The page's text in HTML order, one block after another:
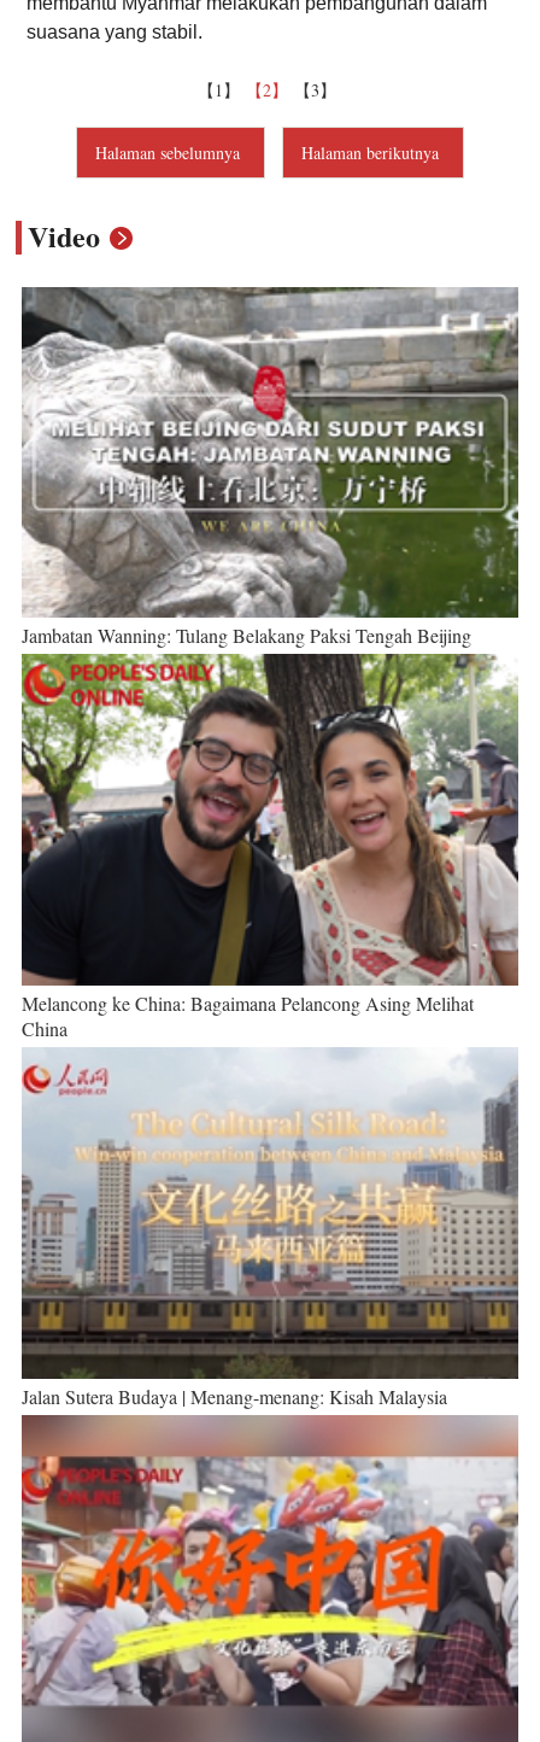
suasana yang stabil.
【1】 【2】 【3】
Halaman sebelumnya Halaman berikutnya
Video
Jambatan Wanning: Tulang Belakang Paksi Tengah Beijing
Melancong ke China: Bagaimana Pelancong Asing Melihat
China
Jalan Sutera Budaya | Menang-menang: Kisah Malaysia